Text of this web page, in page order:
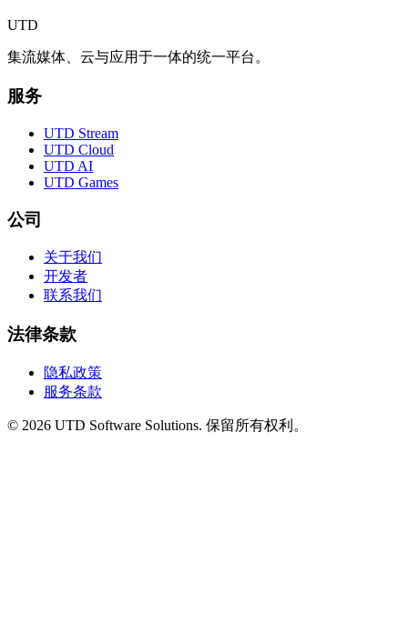
UTD
集流媒体、云与应用于一体的统一平台。
服务
UTD Stream
UTD Cloud
UTD AI
UTD Games
公司
关于我们
开发者
联系我们
法律条款
隐私政策
服务条款
© 2026 UTD Software Solutions. 保留所有权利。